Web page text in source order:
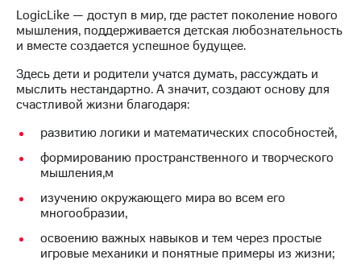
Семейная
группа
Заказать
SIM-
eSIM
SIM-
карта
для
иностранцев
Тарифы
RED,
РИИЛ
и МТС
Супер
дешевле
при
с карты
Деньги
Выберите
и подключите
с выгодным
тарифом
LogicLike — доступ в мир, где растет поколение нового
мышления, поддерживается детская любознательность
и вместе создается успешное будущее.
Здесь дети и родители учатся думать, рассуждать и
мыслить нестандартно. А значит, создают основу для
счастливой жизни благодаря:
развитию логики и математических способностей,
формированию пространственного и творческого
мышления,м
изучению окружающего мира во всем его
многообразии,
освоению важных навыков и тем через простые
игровые механики и понятные примеры из жизни;